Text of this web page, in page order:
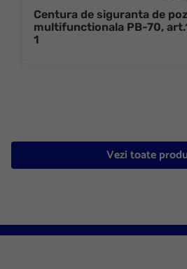
Centura de siguranta de
multifunctionala PB-70,
1
Vezi toate